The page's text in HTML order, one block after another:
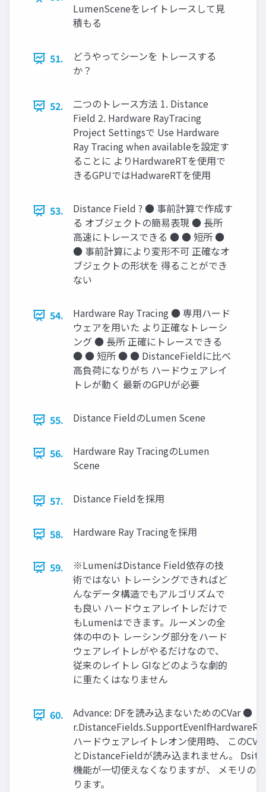
LumenSceneをレイトレースして見
積もる
51.
どうやってシーンを トレースする
か？
52.
二つのトレース方法 1. Distance
Field 2. Hardware RayTracing
Project Settingsで Use Hardware
Ray Tracing when availableを設定す
ることに よりHardwareRTを使用で
きるGPUではHadwareRTを使用
53.
Distance Field ? ● 事前計算で作成す
る オブジェクトの簡易表現 ● 長所
高速にトレースできる ● ● 短所 ●
● 事前計算により変形不可 正確なオ
ブジェクトの形状を 得ることができ
ない
54.
Hardware Ray Tracing ● 専用ハード
ウェアを用いた より正確なトレーシ
ング ● 長所 正確にトレースできる
● ● 短所 ● ● DistanceFieldに比べ
高負荷になりがち ハードウェアレイ
トレが動く 最新のGPUが必要
55. Distance FieldのLumen Scene
56.
Hardware Ray TracingのLumen
Scene
57. Distance Fieldを採用
58. Hardware Ray Tracingを採用
59.
※LumenはDistance Field依存の技
術ではない トレーシングできればど
んなデータ構造でもアルゴリズムで
も良い ハードウェアレイトレだけで
もLumenはできます。ルーメンの全
体の中のト レーシング部分をハード
ウェアレイトレがやるだけなので、
従来のレイトレ GIなどのような劇的
に重たくはなりません
60.
Advance: DFを読み込まないためのCVar ●
ハードウェアレイトレオン使用時、 この
とDistanceFieldが読み込まれません。
機能が一切使えなくなりますが、 メモリの
ります。